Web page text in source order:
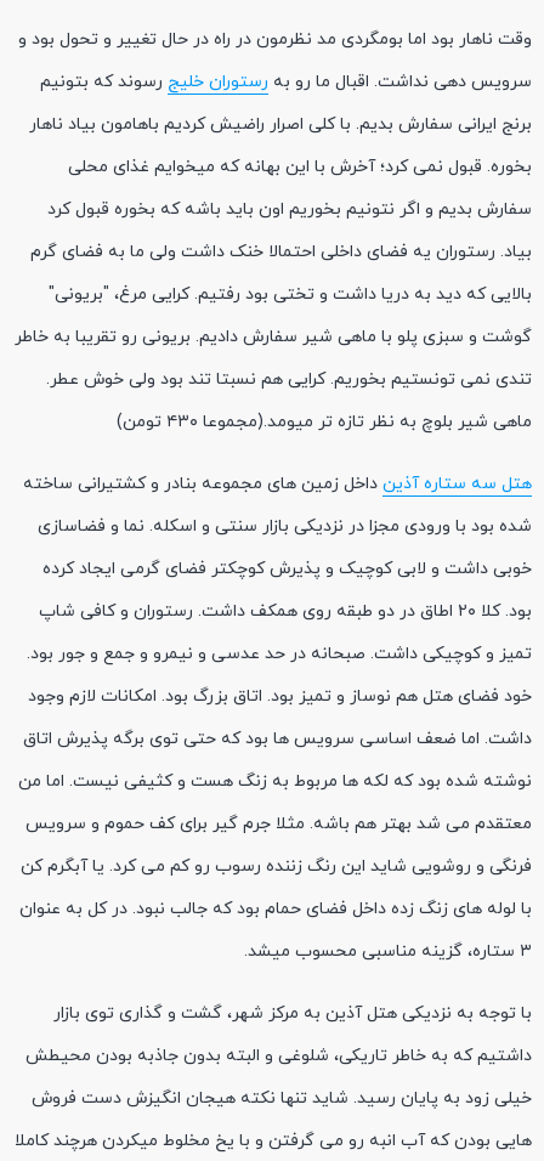
وقت ناهار بود اما بومگردی مد نظرمون در راه در حال تغییر و تحول بود و
سرویس دهی نداشت. اقبال ما رو به رستوران خلیج رسوند که بتونیم
برنج ایرانی سفارش بدیم. با کلی اصرار راضیش کردیم باهامون بیاد ناهار
بخوره. قبول نمی کرد؛ آخرش با این بهانه که میخوایم غذای محلی
سفارش بدیم و اگر نتونیم بخوریم اون باید باشه که بخوره قبول کرد
بیاد. رستوران یه فضای داخلی احتمالا خنک داشت ولی ما به فضای گرم
بالایی که دید به دریا داشت و تختی بود رفتیم. کرایی مرغ، "بریونی"
گوشت و سبزی پلو با ماهی شیر سفارش دادیم. بریونی رو تقریبا به خاطر
تندی نمی تونستیم بخوریم. کرایی هم نسبتا تند بود ولی خوش عطر.
ماهی شیر بلوچ به نظر تازه تر میومد.(مجموعا ۴۳۰ تومن)
هتل سه ستاره آذین داخل زمین های مجموعه بنادر و کشتیرانی ساخته
شده بود با ورودی مجزا در نزدیکی بازار سنتی و اسکله. نما و فضاسازی
خوبی داشت و لابی کوچیک و پذیرش کوچکتر فضای گرمی ایجاد کرده
بود. کلا ۲۰ اطاق در دو طبقه روی همکف داشت. رستوران و کافی شاپ
تمیز و کوچیکی داشت. صبحانه در حد عدسی و نیمرو و جمع و جور بود.
خود فضای هتل هم نوساز و تمیز بود. اتاق بزرگ بود. امکانات لازم وجود
داشت. اما ضعف اساسی سرویس ها بود که حتی توی برگه پذیرش اتاق
نوشته شده بود که لکه ها مربوط به زنگ هست و کثیفی نیست. اما من
معتقدم می شد بهتر هم باشه. مثلا جرم گیر برای کف حموم و سرویس
فرنگی و روشویی شاید این رنگ زننده رسوب رو کم می کرد. یا آبگرم کن
با لوله های زنگ زده داخل فضای حمام بود که جالب نبود. در کل به عنوان
۳ ستاره، گزینه مناسبی محسوب میشد.
با توجه به نزدیکی هتل آذین به مرکز شهر، گشت و گذاری توی بازار
داشتیم که به خاطر تاریکی، شلوغی و البته بدون جاذبه بودن محیطش
خیلی زود به پایان رسید. شاید تنها نکته هیجان انگیزش دست فروش
هایی بودن که آب انبه رو می گرفتن و با یخ مخلوط میکردن هرچند کاملا